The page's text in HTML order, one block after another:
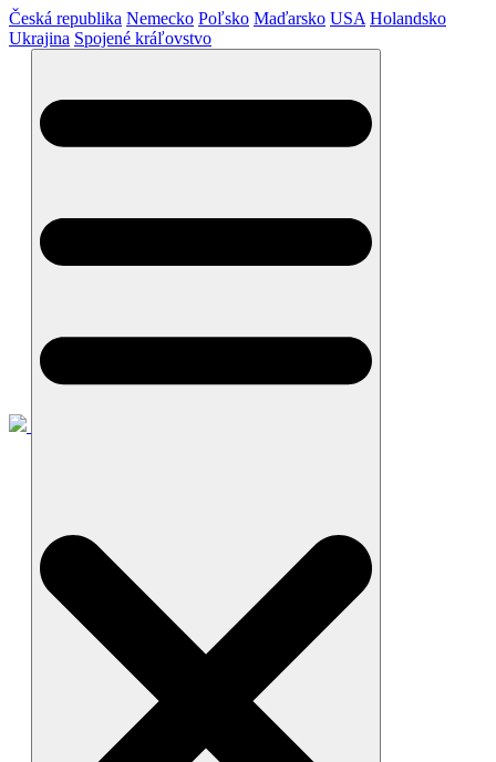
Česká republika Nemecko Poľsko Maďarsko USA Holandsko
Ukrajina Spojené kráľovstvo